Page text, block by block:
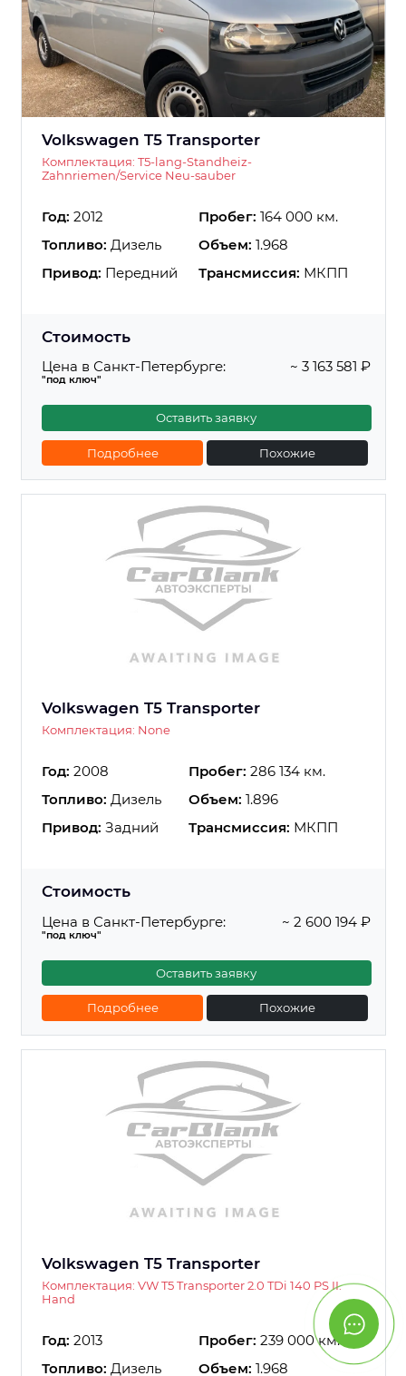
Volkswagen T5 Transporter
Комплектация: T5-lang-Standheiz-
Zahnriemen/Service Neu-sauber
Год: 2012 Пробег: 164 000 км.
Топливо: Дизель Объем: 1.968
Привод: Передний Трансмиссия: МКПП
Стоимость
Цена в Санкт-Петербурге:
"под ключ"
~ 3 163 581 ₽
Оставить заявку
Подробнее Похожие
Volkswagen T5 Transporter
Комплектация: None
Год: 2008 Пробег: 286 134 км.
Топливо: Дизель Объем: 1.896
Привод: Задний Трансмиссия: МКПП
Стоимость
Цена в Санкт-Петербурге:
"под ключ"
~ 2 600 194 ₽
Оставить заявку
Подробнее Похожие
Volkswagen T5 Transporter
Комплектация: VW T5 Transporter 2.0 TDi 140 PS II.
Hand
Год: 2013 Пробег: 239 000 км.
Топливо: Дизель Объем: 1.968